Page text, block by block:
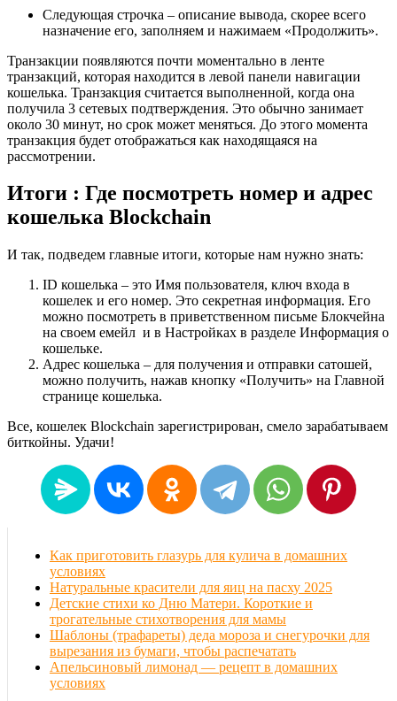
Следующая строчка – описание вывода, скорее всего
назначение его, заполняем и нажимаем «Продолжить».
Транзакции появляются почти моментально в ленте
транзакций, которая находится в левой панели навигации
кошелька. Транзакция считается выполненной, когда она
получила 3 сетевых подтверждения. Это обычно занимает
около 30 минут, но срок может меняться. До этого момента
транзакция будет отображаться как находящаяся на
рассмотрении.
Итоги : Где посмотреть номер и адрес
кошелька Blockchain
И так, подведем главные итоги, которые нам нужно знать:
ID кошелька – это Имя пользователя, ключ входа в
кошелек и его номер. Это секретная информация. Его
можно посмотреть в приветственном письме Блокчейна
на своем емейл и в Настройках в разделе Информация о
кошельке.
Адрес кошелька – для получения и отправки сатошей,
можно получить, нажав кнопку «Получить» на Главной
странице кошелька.
Все, кошелек Blockchain зарегистрирован, смело зарабатываем
биткойны. Удачи!
Как приготовить глазурь для кулича в домашних
условиях
Натуральные красители для яиц на пасху 2025
Детские стихи ко Дню Матери. Короткие и
трогательные стихотворения для мамы
Шаблоны (трафареты) деда мороза и снегурочки для
вырезания из бумаги, чтобы распечатать
Апельсиновый лимонад — рецепт в домашних
условиях